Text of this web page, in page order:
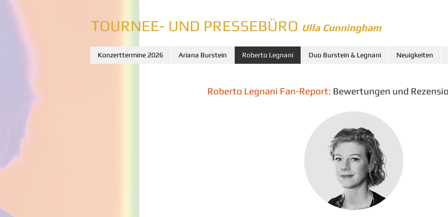
TOURNEE- UND PRESSEBÜRO Ulla Cunningham
Konzerttermine 2026 Ariana Burstein Roberto Legnani Duo Burstein & Legnani Neuigkeiten
Roberto Legnani Fan-Report: Bewertungen und